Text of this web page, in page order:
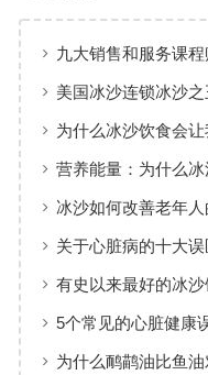
九大销售和服务课
美国冰沙连锁冰沙
为什么冰沙饮食会让
营养能量：为什么
冰沙如何改善老年
关于心脏病的十大
有史以来最好的冰
5个常见的心脏健康
为什么鸸鹋油比鱼